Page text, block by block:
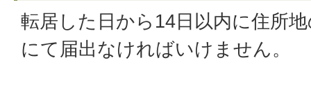
転居した日から14日以内に住所
にて届出なければいけません。